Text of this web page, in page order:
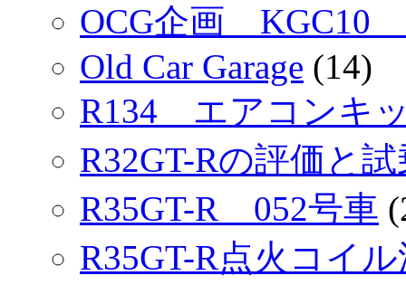
OCG企画 KGC10
Old Car Garage (14)
R134 エアコンキ
R32GT-Rの評価と
R35GT-R 052号車
R35GT-R点火コイ